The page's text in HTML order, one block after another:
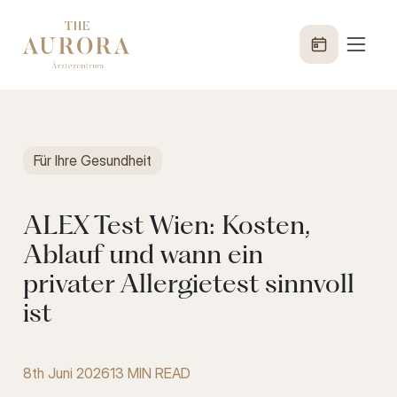
Für Ihre Gesundheit
ALEX Test Wien: Kosten,
Ablauf und wann ein
privater Allergietest sinnvoll
ist
8th Juni 202613 MIN READ